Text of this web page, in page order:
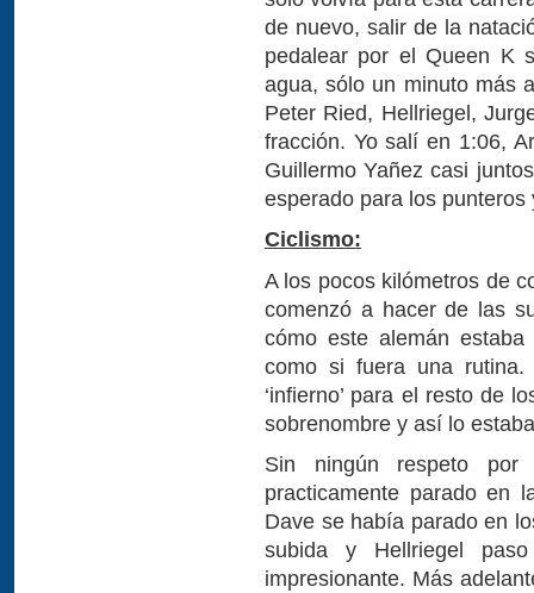
de nuevo, salir de la
pedalear por el Queen K
agua, sólo un minuto más
Peter Ried, Hellriegel,
fracción. Yo salí en 1:06,
Guillermo Yañez casi
esperado para los
Ciclismo:
A los pocos kilómetros de
comenzó a hacer de las
cómo este alemán
como si fuera una
‘infierno’ para el resto de
sobrenombre y así lo
Sin ningún respeto
practicamente parado en
Dave se había parado en
subida y Hellriegel
impresionante. Más